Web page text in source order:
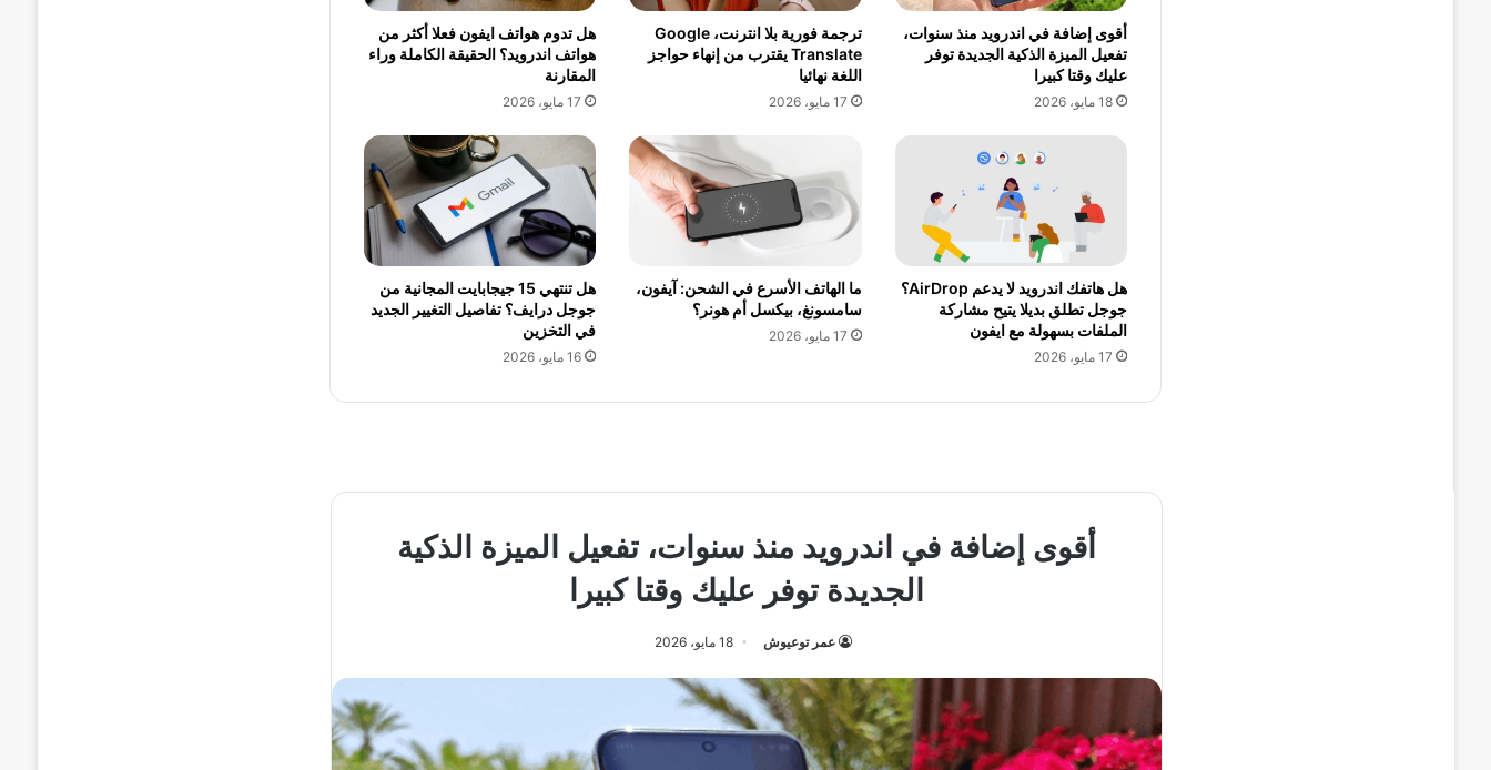
أقوى إضافة في اندرويد منذ سنوات،
تفعيل الميزة الذكية الجديدة توفر
عليك وقتا كبيرا
18 مايو، 2026
ترجمة فورية بلا انترنت، Google
Translate يقترب من إنهاء حواجز
اللغة نهائيا
17 مايو، 2026
هل تدوم هواتف ايفون فعلا أكثر من
هواتف اندرويد؟ الحقيقة الكاملة وراء
المقارنة
17 مايو، 2026
هل هاتفك اندرويد لا يدعم AirDrop؟
جوجل تطلق بديلا يتيح مشاركة
الملفات بسهولة مع ايفون
17 مايو، 2026
ما الهاتف الأسرع في الشحن: آيفون،
سامسونغ، بيكسل أم هونر؟
17 مايو، 2026
هل تنتهي 15 جيجابايت المجانية من
جوجل درايف؟ تفاصيل التغيير الجديد
في التخزين
16 مايو، 2026